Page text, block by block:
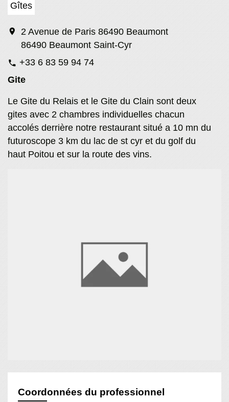
Gîtes
location_on
2 Avenue de Paris 86490 Beaumont
86490 Beaumont Saint-Cyr
phone +33 6 83 59 94 74
Gite
Le Gite du Relais et le Gite du Clain sont deux
gites avec 2 chambres individuelles chacun
accolés derrière notre restaurant situé a 10 mn du
futuroscope 3 km du lac de st cyr et du golf du
haut Poitou et sur la route des vins.
Coordonnées du professionnel